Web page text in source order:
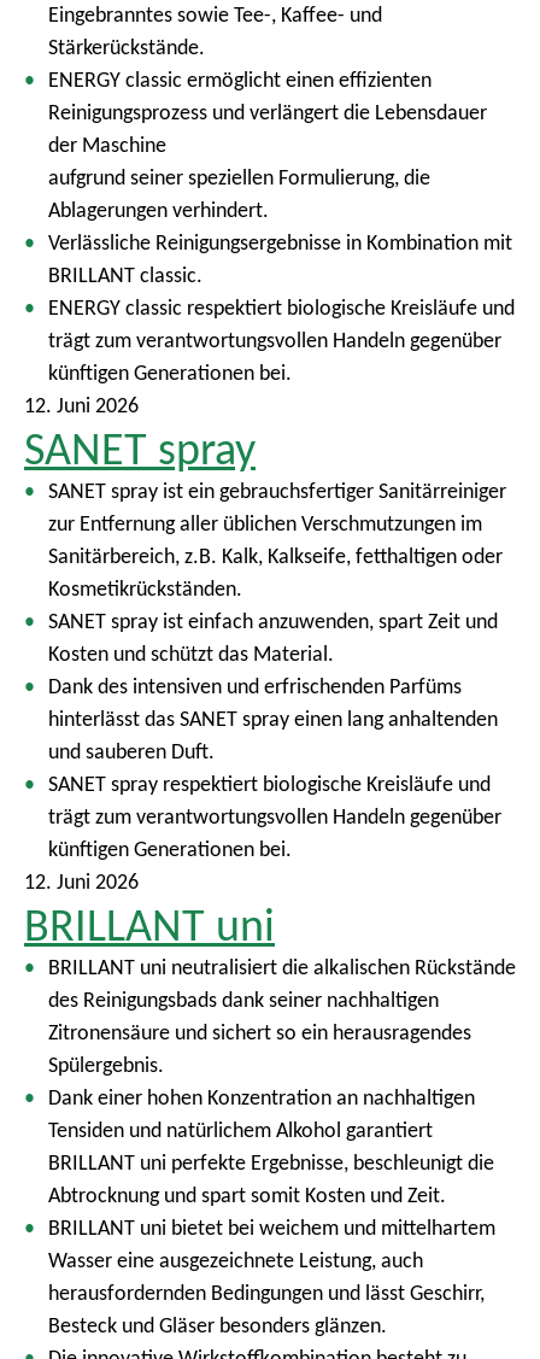
Eingebranntes sowie Tee-, Kaffee- und
Stärkerückstände.
ENERGY classic ermöglicht einen effizienten
Reinigungsprozess und verlängert die Lebensdauer
der Maschine
aufgrund seiner speziellen Formulierung, die
Ablagerungen verhindert.
Verlässliche Reinigungsergebnisse in Kombination mit
BRILLANT classic.
ENERGY classic respektiert biologische Kreisläufe und
trägt zum verantwortungsvollen Handeln gegenüber
künftigen Generationen bei.
12. Juni 2026
SANET spray
SANET spray ist ein gebrauchsfertiger Sanitärreiniger
zur Entfernung aller üblichen Verschmutzungen im
Sanitärbereich, z.B. Kalk, Kalkseife, fetthaltigen oder
Kosmetikrückständen.
SANET spray ist einfach anzuwenden, spart Zeit und
Kosten und schützt das Material.
Dank des intensiven und erfrischenden Parfüms
hinterlässt das SANET spray einen lang anhaltenden
und sauberen Duft.
SANET spray respektiert biologische Kreisläufe und
trägt zum verantwortungsvollen Handeln gegenüber
künftigen Generationen bei.
12. Juni 2026
BRILLANT uni
BRILLANT uni neutralisiert die alkalischen Rückstände
des Reinigungsbads dank seiner nachhaltigen
Zitronensäure und sichert so ein herausragendes
Spülergebnis.
Dank einer hohen Konzentration an nachhaltigen
Tensiden und natürlichem Alkohol garantiert
BRILLANT uni perfekte Ergebnisse, beschleunigt die
Abtrocknung und spart somit Kosten und Zeit.
BRILLANT uni bietet bei weichem und mittelhartem
Wasser eine ausgezeichnete Leistung, auch
herausfordernden Bedingungen und lässt Geschirr,
Besteck und Gläser besonders glänzen.